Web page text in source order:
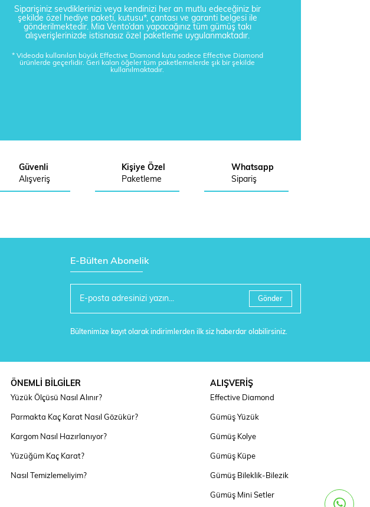
Siparişiniz sevdiklerinizi veya kendinizi her an mutlu edeceğiniz bir
şekilde özel hediye paketi, kutusu*, çantası ve garanti belgesi ile
gönderilmektedir. Mia Vento’dan yapacağınız tüm gümüş takı
alışverişlerinizde istisnasız özel paketleme uygulanmaktadır.
* Videoda kullanılan büyük Effective Diamond kutu sadece Effective Diamond
ürünlerde geçerlidir. Geri kalan öğeler tüm paketlemelerde şık bir şekilde
kullanılmaktadır.
Güvenli
Alışveriş
Kişiye Özel
Paketleme
Whatsapp
Sipariş
E-Bülten Abonelik
Gönder
Bültenimize kayıt olarak indirimlerden ilk siz haberdar olabilirsiniz.
ÖNEMLİ BİLGİLER
Yüzük Ölçüsü Nasıl Alınır?
Parmakta Kaç Karat Nasıl Gözükür?
Kargom Nasıl Hazırlanıyor?
Yüzüğüm Kaç Karat?
Nasıl Temizlemeliyim?
ALIŞVERİŞ
Effective Diamond
Gümüş Yüzük
Gümüş Kolye
Gümüş Küpe
Gümüş Bileklik-Bilezik
Gümüş Mini Setler